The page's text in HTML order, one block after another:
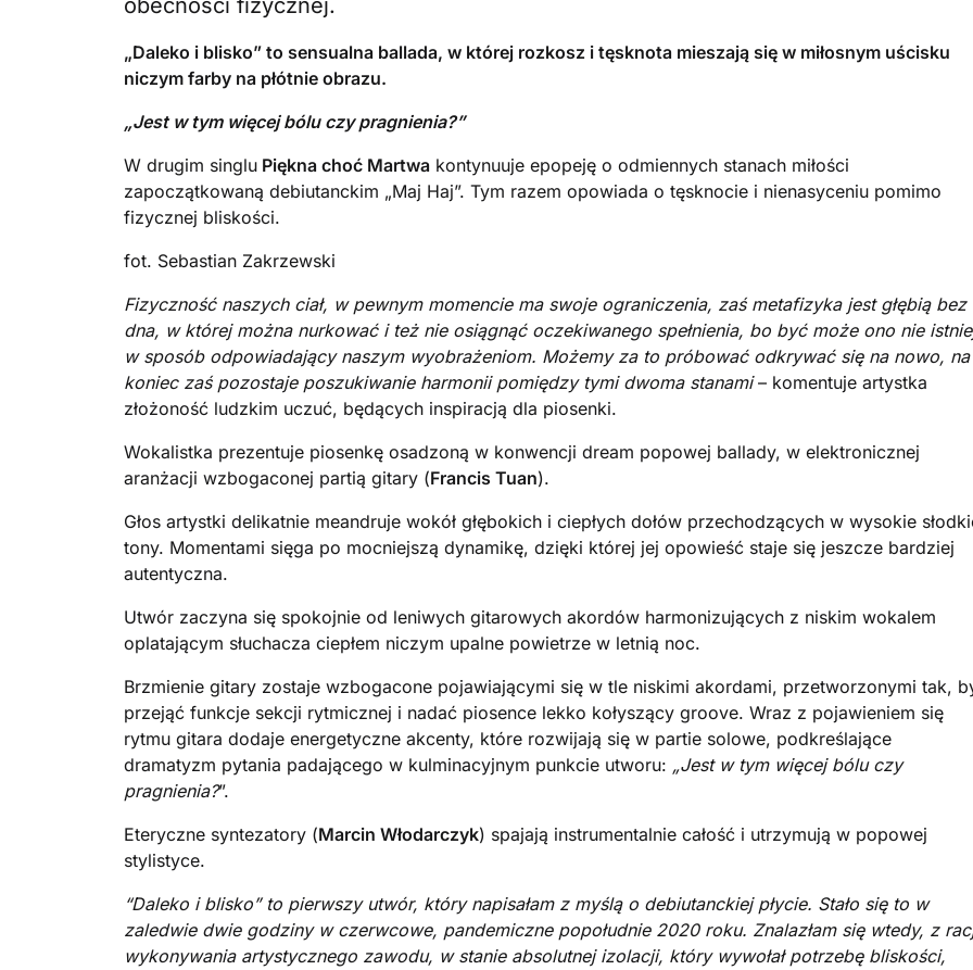
obecności fizycznej.
„Daleko i blisko” to sensualna ballada, w której rozkosz i tęsknota mieszają się w miłosnym uścisku
niczym farby na płótnie obrazu.
„Jest w tym więcej bólu czy pragnienia?”
W drugim singlu Piękna choć Martwa kontynuuje epopeję o odmiennych stanach miłości
zapoczątkowaną debiutanckim „Maj Haj”. Tym razem opowiada o tęsknocie i nienasyceniu pomimo
fizycznej bliskości.
fot. Sebastian Zakrzewski
Fizyczność naszych ciał, w pewnym momencie ma swoje ograniczenia, zaś metafizyka jest głębią bez
dna, w której można nurkować i też nie osiągnąć oczekiwanego spełnienia, bo być może ono nie
w sposób odpowiadający naszym wyobrażeniom. Możemy za to próbować odkrywać się na nowo, na
koniec zaś pozostaje poszukiwanie harmonii pomiędzy tymi dwoma stanami– komentuje artystka
złożoność ludzkim uczuć, będących inspiracją dla piosenki.
Wokalistka prezentuje piosenkę osadzoną w konwencji dream popowej ballady, w elektronicznej
aranżacji wzbogaconej partią gitary (Francis Tuan).
Głos artystki delikatnie meandruje wokół głębokich i ciepłych dołów przechodzących w wysokie
tony. Momentami sięga po mocniejszą dynamikę, dzięki której jej opowieść staje się jeszcze bardziej
autentyczna.
Utwór zaczyna się spokojnie od leniwych gitarowych akordów harmonizujących z niskim wokalem
oplatającym słuchacza ciepłem niczym upalne powietrze w letnią noc.
Brzmienie gitary zostaje wzbogacone pojawiającymi się w tle niskimi akordami, przetworzonymi tak,
przejąć funkcje sekcji rytmicznej i nadać piosence lekko kołyszący groove. Wraz z pojawieniem się
rytmu gitara dodaje energetyczne akcenty, które rozwijają się w partie solowe, podkreślające
dramatyzm pytania padającego w kulminacyjnym punkcie utworu: „Jest w tym więcej bólu czy
pragnienia?”.
Eteryczne syntezatory (Marcin Włodarczyk) spajają instrumentalnie całość i utrzymują w popowej
stylistyce.
“Daleko i blisko” to pierwszy utwór, który napisałam z myślą o debiutanckiej płycie. Stało się to w
zaledwie dwie godziny w czerwcowe, pandemiczne popołudnie 2020 roku. Znalazłam się wtedy, z
wykonywania artystycznego zawodu, w stanie absolutnej izolacji, który wywołał potrzebę bliskości,